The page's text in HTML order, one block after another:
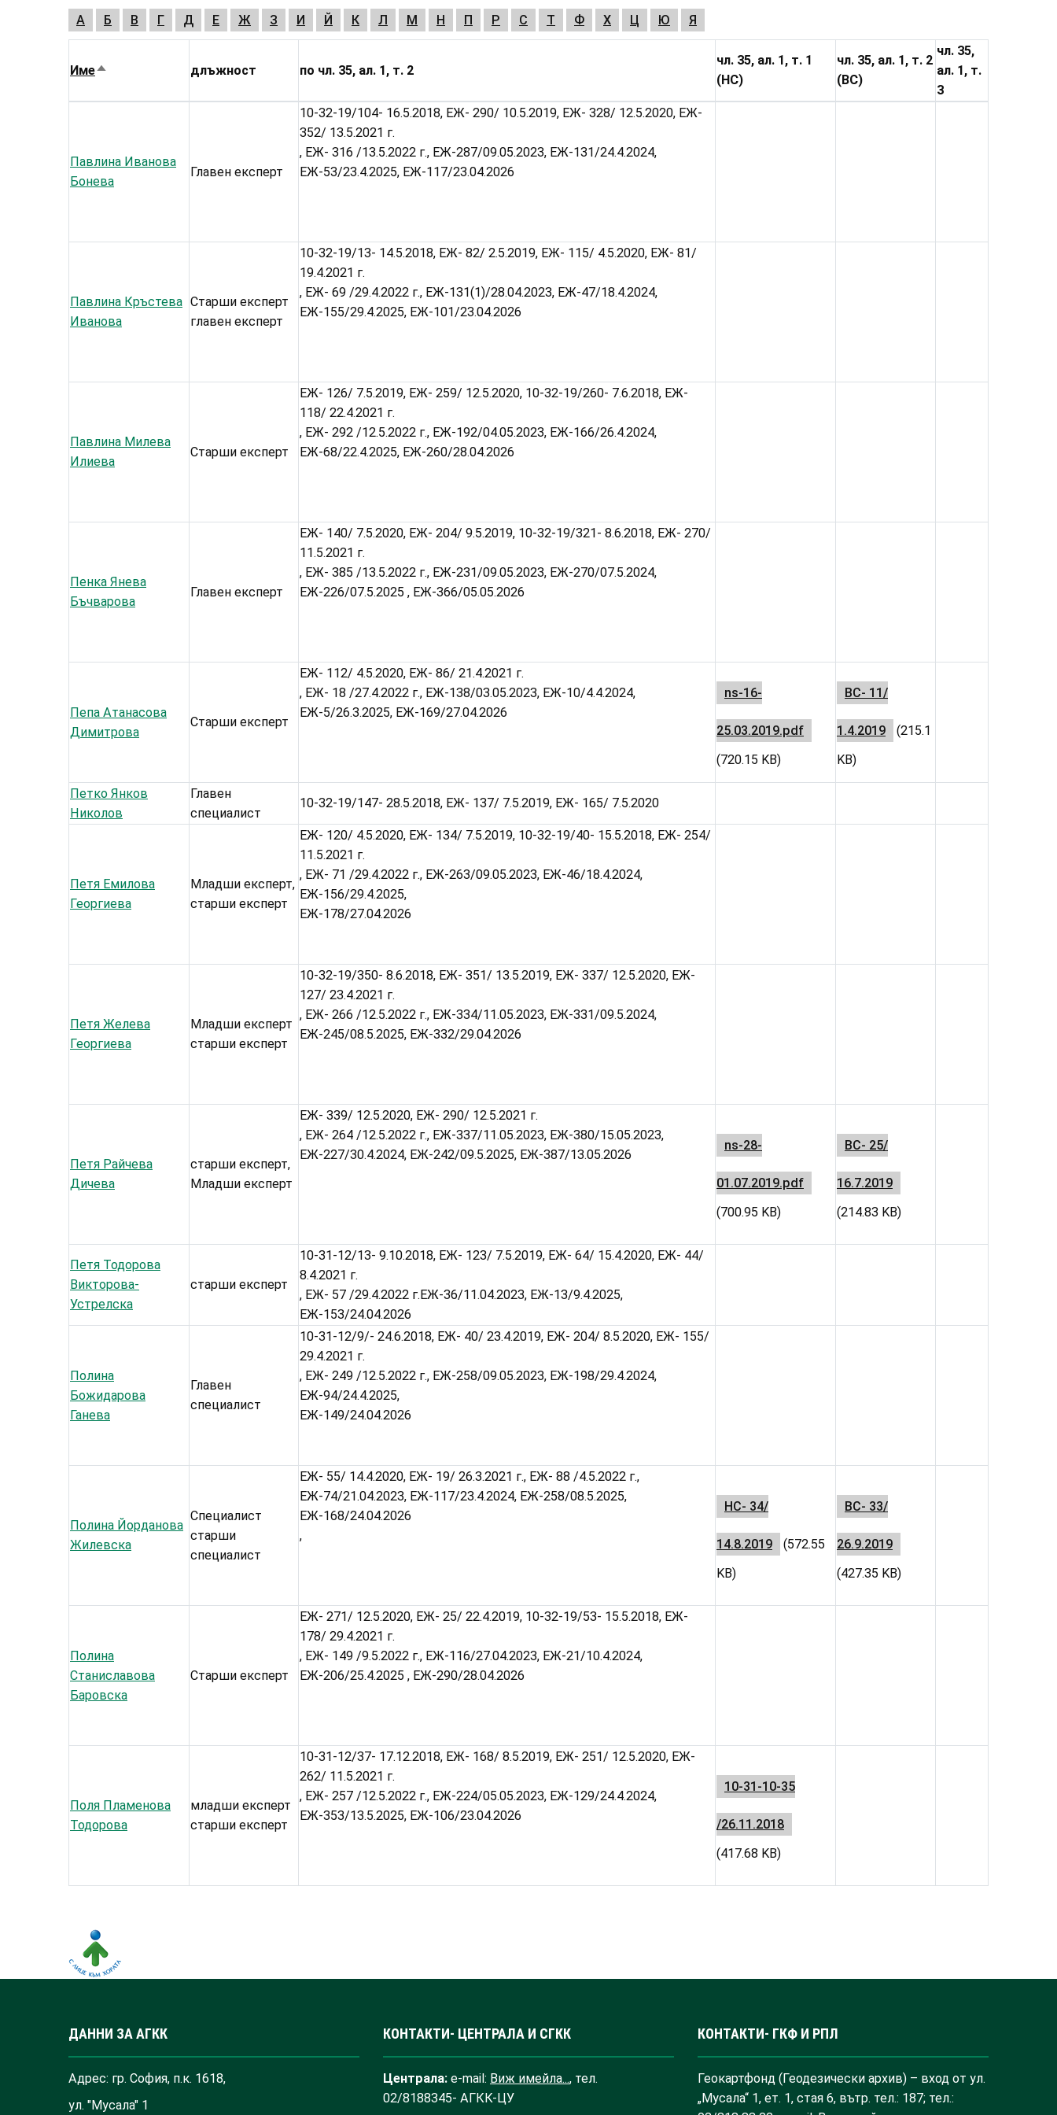
А Б В Г Д Е Ж З И Й К Л М Н П Р С Т Ф Х Ц Ю Я
ИмеSort
длъжност по чл. 35, ал. 1, т. 2
чл. 35, ал. 1, т. 1
(НС)
чл. 35, ал. 1, т. 2
(ВС)
чл. 35,
ал. 1, т.
3
Павлина Иванова
Бонева
Главен експерт
10-32-19/104- 16.5.2018, ЕЖ- 290/ 10.5.2019, ЕЖ- 328/ 12.5.2020, ЕЖ-
352/ 13.5.2021 г.
, ЕЖ- 316 /13.5.2022 г., ЕЖ-287/09.05.2023, ЕЖ-131/24.4.2024,
ЕЖ-53/23.4.2025, ЕЖ-117/23.04.2026
Павлина Кръстева
Иванова
Старши експерт
главен експерт
10-32-19/13- 14.5.2018, ЕЖ- 82/ 2.5.2019, ЕЖ- 115/ 4.5.2020, ЕЖ- 81/
19.4.2021 г.
, ЕЖ- 69 /29.4.2022 г., ЕЖ-131(1)/28.04.2023, ЕЖ-47/18.4.2024,
ЕЖ-155/29.4.2025, ЕЖ-101/23.04.2026
Павлина Милева
Илиева
Старши експерт
ЕЖ- 126/ 7.5.2019, ЕЖ- 259/ 12.5.2020, 10-32-19/260- 7.6.2018, ЕЖ-
118/ 22.4.2021 г.
, ЕЖ- 292 /12.5.2022 г., ЕЖ-192/04.05.2023, ЕЖ-166/26.4.2024,
ЕЖ-68/22.4.2025, ЕЖ-260/28.04.2026
Пенка Янева
Бъчварова
Главен експерт
ЕЖ- 140/ 7.5.2020, ЕЖ- 204/ 9.5.2019, 10-32-19/321- 8.6.2018, ЕЖ- 270/
11.5.2021 г.
, ЕЖ- 385 /13.5.2022 г., ЕЖ-231/09.05.2023, ЕЖ-270/07.5.2024,
ЕЖ-226/07.5.2025 , ЕЖ-366/05.05.2026
Пепа Атанасова
Димитрова
Старши експерт
ЕЖ- 112/ 4.5.2020, ЕЖ- 86/ 21.4.2021 г.
, ЕЖ- 18 /27.4.2022 г., ЕЖ-138/03.05.2023, ЕЖ-10/4.4.2024,
ЕЖ-5/26.3.2025, ЕЖ-169/27.04.2026
ns-16-
25.03.2019.pdf
(720.15 KB)
ВС- 11/
1.4.2019
(215.1
KB)
Петко Янков
Николов
Главен
специалист
10-32-19/147- 28.5.2018, ЕЖ- 137/ 7.5.2019, ЕЖ- 165/ 7.5.2020
Петя Емилова
Георгиева
Младши експерт,
старши експерт
ЕЖ- 120/ 4.5.2020, ЕЖ- 134/ 7.5.2019, 10-32-19/40- 15.5.2018, ЕЖ- 254/
11.5.2021 г.
, ЕЖ- 71 /29.4.2022 г., ЕЖ-263/09.05.2023, ЕЖ-46/18.4.2024,
ЕЖ-156/29.4.2025,
ЕЖ-178/27.04.2026
Петя Желева
Георгиева
Младши експерт
старши експерт
10-32-19/350- 8.6.2018, ЕЖ- 351/ 13.5.2019, ЕЖ- 337/ 12.5.2020, ЕЖ-
127/ 23.4.2021 г.
, ЕЖ- 266 /12.5.2022 г., ЕЖ-334/11.05.2023, ЕЖ-331/09.5.2024,
ЕЖ-245/08.5.2025, ЕЖ-332/29.04.2026
Петя Райчева
Дичева
старши експерт,
Младши експерт
ЕЖ- 339/ 12.5.2020, ЕЖ- 290/ 12.5.2021 г.
, ЕЖ- 264 /12.5.2022 г., ЕЖ-337/11.05.2023, ЕЖ-380/15.05.2023,
ЕЖ-227/30.4.2024, ЕЖ-242/09.5.2025, ЕЖ-387/13.05.2026
ns-28-
01.07.2019.pdf
(700.95 KB)
ВС- 25/
16.7.2019
(214.83 KB)
Петя Тодорова
Викторова-
Устрелска
старши експерт
10-31-12/13- 9.10.2018, ЕЖ- 123/ 7.5.2019, ЕЖ- 64/ 15.4.2020, ЕЖ- 44/
8.4.2021 г.
, ЕЖ- 57 /29.4.2022 г.EЖ-36/11.04.2023, ЕЖ-13/9.4.2025,
ЕЖ-153/24.04.2026
Полина
Божидарова
Ганева
Главен
специалист
10-31-12/9/- 24.6.2018, ЕЖ- 40/ 23.4.2019, ЕЖ- 204/ 8.5.2020, ЕЖ- 155/
29.4.2021 г.
, ЕЖ- 249 /12.5.2022 г., ЕЖ-258/09.05.2023, ЕЖ-198/29.4.2024,
ЕЖ-94/24.4.2025,
ЕЖ-149/24.04.2026
Полина Йорданова
Жилевска
Специалист
старши
специалист
ЕЖ- 55/ 14.4.2020, ЕЖ- 19/ 26.3.2021 г., ЕЖ- 88 /4.5.2022 г.,
ЕЖ-74/21.04.2023, ЕЖ-117/23.4.2024, ЕЖ-258/08.5.2025,
ЕЖ-168/24.04.2026
,
НС- 34/
14.8.2019
(572.55
KB)
ВС- 33/
26.9.2019
(427.35 KB)
Полина
Станиславова
Баровска
Старши експерт
ЕЖ- 271/ 12.5.2020, ЕЖ- 25/ 22.4.2019, 10-32-19/53- 15.5.2018, ЕЖ-
178/ 29.4.2021 г.
, ЕЖ- 149 /9.5.2022 г., ЕЖ-116/27.04.2023, ЕЖ-21/10.4.2024,
ЕЖ-206/25.4.2025 , ЕЖ-290/28.04.2026
Поля Пламенова
Тодорова
младши експерт
старши експерт
10-31-12/37- 17.12.2018, ЕЖ- 168/ 8.5.2019, ЕЖ- 251/ 12.5.2020, ЕЖ-
262/ 11.5.2021 г.
, ЕЖ- 257 /12.5.2022 г., ЕЖ-224/05.05.2023, ЕЖ-129/24.4.2024,
ЕЖ-353/13.5.2025, ЕЖ-106/23.04.2026
10-31-10-35
/26.11.2018
(417.68 KB)
ДАННИ ЗА АГКК
Адрес: гр. София, п.к. 1618,
ул. "Мусала" 1
КОНТАКТИ- ЦЕНТРАЛА И СГКК
Централа: e-mail: Виж имейла..., тел.
02/8188345- АГКК-ЦУ
КОНТАКТИ- ГКФ И РПЛ
Геокартфонд (Геодезически архив) – вход от ул.
„Мусала“ 1, ет. 1, стая 6, вътр. тел.: 187; тел.: